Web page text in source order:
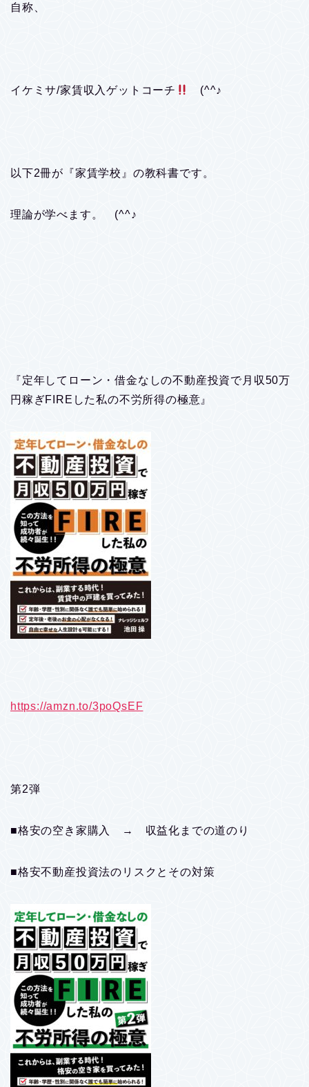
自称、
イケミサ/家賃収入ゲットコーチ (^^♪
以下2冊が『家賃学校』の教科書です。
理論が学べます。 (^^♪
『定年してローン・借金なしの不動産投資で月収50万
円稼ぎFIREした私の不労所得の極意』
https://amzn.to/3poQsEF
第2弾
■格安の空き家購入 → 収益化までの道のり
■格安不動産投資法のリスクとその対策